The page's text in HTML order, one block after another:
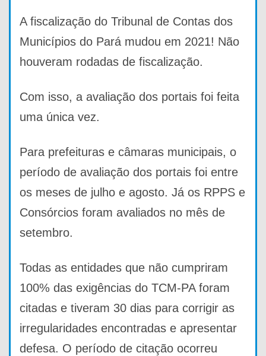
A fiscalização do Tribunal de Contas dos
Municípios do Pará mudou em 2021! Não
houveram rodadas de fiscalização.
Com isso, a avaliação dos portais foi feita
uma única vez.
Para prefeituras e câmaras municipais, o
período de avaliação dos portais foi entre
os meses de julho e agosto. Já os RPPS e
Consórcios foram avaliados no mês de
setembro.
Todas as entidades que não cumpriram
100% das exigências do TCM-PA foram
citadas e tiveram 30 dias para corrigir as
irregularidades encontradas e apresentar
defesa. O período de citação ocorreu